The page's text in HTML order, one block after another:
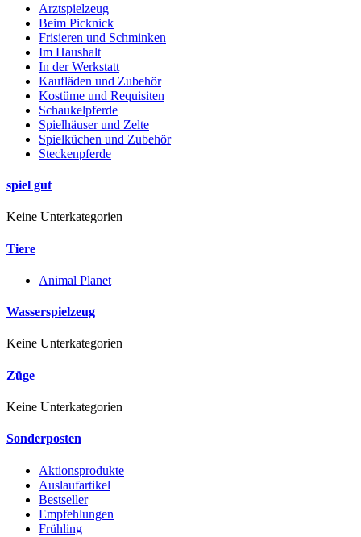
Arztspielzeug
Beim Picknick
Frisieren und Schminken
Im Haushalt
In der Werkstatt
Kaufläden und Zubehör
Kostüme und Requisiten
Schaukelpferde
Spielhäuser und Zelte
Spielküchen und Zubehör
Steckenpferde
spiel gut
Keine Unterkategorien
Tiere
Animal Planet
Wasserspielzeug
Keine Unterkategorien
Züge
Keine Unterkategorien
Sonderposten
Aktionsprodukte
Auslaufartikel
Bestseller
Empfehlungen
Frühling